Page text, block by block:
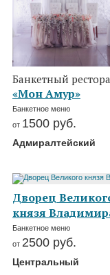
Банкетный
«Мон Амур»
Банкетное меню
от 1500 руб.
Адмиралтейский
Дворец
князя
Банкетное меню
от 2500 руб.
Центральный